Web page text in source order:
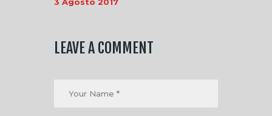
LEAVE A COMMENT